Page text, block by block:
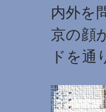
内外を
京の顔
ドを通